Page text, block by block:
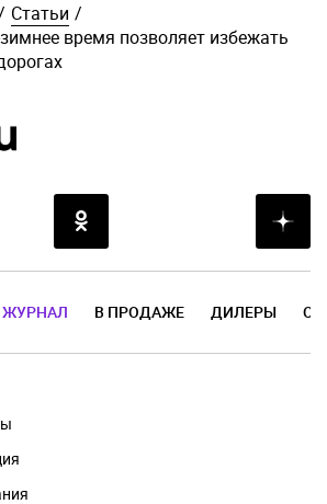
Статьи /
время позволяет избежать
ЖУРНАЛ В ПРОДАЖЕ ДИЛЕРЫ